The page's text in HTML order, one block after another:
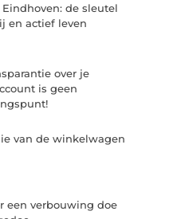
Eindhoven: de sleutel
en actief leven
over je
is geen
van de winkelwagen
een verbouwing doe